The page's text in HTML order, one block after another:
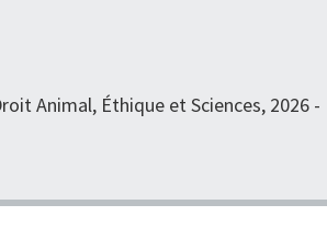
Animal, Éthique et Sciences, 2026 -